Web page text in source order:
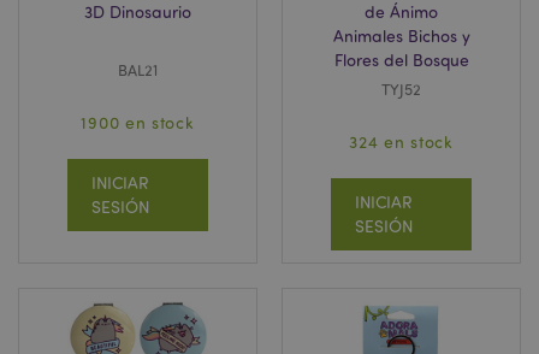
3D Dinosaurio
BAL21
1900 en stock
INICIAR
SESIÓN
de Ánimo
Animales Bichos y
Flores del Bosque
TYJ52
324 en stock
INICIAR
SESIÓN